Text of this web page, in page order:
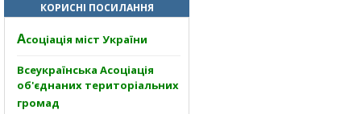
КОРИСНІ ПОСИЛАННЯ
Асоціація міст України
Всеукраїнська Асоціація
об'єднаних територіальних
громад